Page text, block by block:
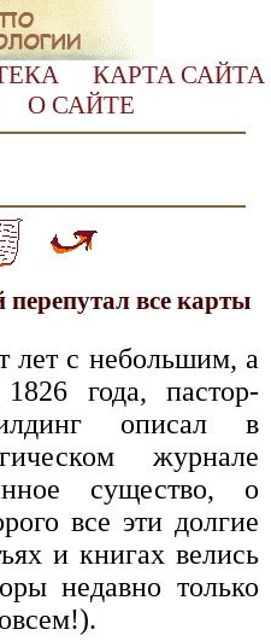
КАРТА САЙТА
О САЙТЕ
все карты
лет с небольшим, а
года, пастор-
описал в
журнале
существо, о
все эти долгие
и книгах велись
недавно только